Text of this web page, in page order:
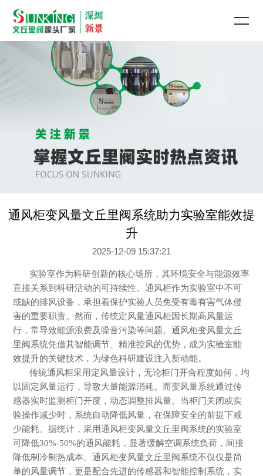
通风柜变风量文丘里阀系统助力实验室能效提
升
2025-12-09 15:37:21
实验室作为科研创新的核心场所，其环境安全与能源效率
直接关系到科研活动的可持续性。通风柜作为实验室中不可
或缺的排风设备，承担着保护实验人员免受有毒有害气体侵
害的重要职责。然而，传统定风量通风柜因长期高风量运
行，常导致能源浪费及噪音污染等问题。通风柜变风量文丘
里阀系统凭借其智能调节、精准控风的优势，成为实验室能
效提升的关键技术，为绿色科研建设注入新动能。
传统通风柜采用定风量设计，无论柜门开合程度如何，均
以固定风量运行，导致大量能源消耗。而变风量系统通过传
感器实时监测柜门开度，动态调整排风量。当柜门关闭或实
验操作减少时，系统自动降低风量，在保障安全的前提下减
少能耗。据统计，采用通风柜变风量文丘里阀系统的实验室
可降低30%-50%的通风能耗，显著缓解空调系统负荷，间接
降低制冷制热成本。通风柜变风量文丘里阀系统不仅仅是简
单的风量调节，更是配合先进的传感器和智能控制系统，实